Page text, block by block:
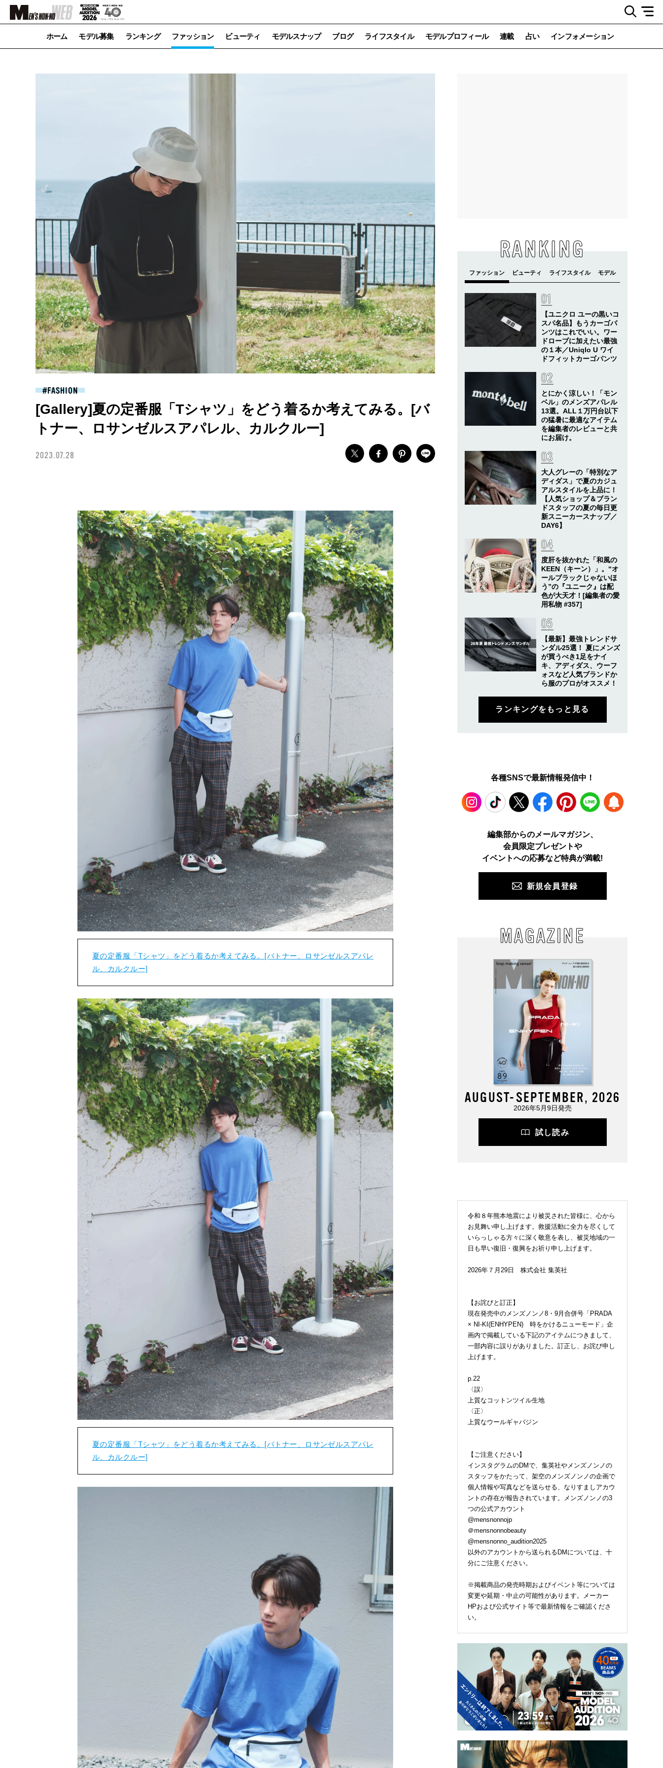
ホーム モデル募集 ランキング ファッション ビューティ モデルスナップ ブログ ライフスタイル モデルプロフィール 連載 占い インフォメーション
FASHION
[Gallery]夏の定番服「Tシャツ」をどう着るか考えてみる。[バ
トナー、ロサンゼルスアパレル、カルクルー]
2023.07.28
夏の定番服「Tシャツ」をどう着るか考えてみる。[バトナー、ロサンゼルスアパレ
ル、カルクルー]
夏の定番服「Tシャツ」をどう着るか考えてみる。[バトナー、ロサンゼルスアパレ
ル、カルクルー]
RANKING
【ユニクロ ユーの黒いコ
スパ名品】もうカーゴパ
ンツはこれでいい。ワー
ドローブに加えたい最強
の１本／Uniqlo U ワイ
ドフィットカーゴパンツ
とにかく涼しい！「モン
ベル」のメンズアパレル
13選。ALL１万円台以下
の猛暑に最適なアイテム
を編集者のレビューと共
にお届け。
大人グレーの「特別なア
ディダス」で夏のカジュ
アルスタイルを上品に！
【人気ショップ＆ブラン
ドスタッフの夏の毎日更
新スニーカースナップ／
DAY6】
度肝を抜かれた「和風の
KEEN（キーン）」。“オ
ールブラックじゃないほ
う”の『ユニーク』は配
色が大天才！[編集者の愛
用私物 #357]
【最新】最強トレンドサ
ンダル25選！ 夏にメンズ
が買うべき1足をナイ
キ、アディダス、ウーフ
ォスなど人気ブランドか
ら服のプロがオススメ！
ランキングをもっと見る
各種SNSで最新情報発信中！
TikTok Facebook Pinterest LINE
編集部からのメールマガジン、
会員限定プレゼントや
イベントへの応募など特典が満載!
新規会員登録
MAGAZINE
AUGUST-SEPTEMBER, 2026
2026年5月9日発売
試し読み
令和８年熊本地震により被災された皆様に、心から
お見舞い申し上げます。救援活動に全力を尽くして
いらっしゃる方々に深く敬意を表し、被災地域の一
日も早い復旧・復興をお祈り申し上げます。
2026年７月29日 株式会社 集英社
【お詫びと訂正】
現在発売中のメンズノンノ8・9月合併号「PRADA
× NI-KI(ENHYPEN) 時をかけるニューモード」企
画内で掲載している下記のアイテムにつきまして、
一部内容に誤りがありました。訂正し、お詫び申し
上げます。
p.22
〈誤〉
上質なコットンツイル生地
〈正〉
上質なウールギャバジン
【ご注意ください】
インスタグラムのDMで、集英社やメンズノンノの
スタッフをかたって、架空のメンズノンノの企画で
個人情報や写真などを送らせる、なりすましアカウ
ントの存在が報告されています。メンズノンノの3
つの公式アカウント
@mensnonnojp
＠mensnonnobeauty
@mensnonno_audition2025
以外のアカウントから送られるDMについては、十
分にご注意ください。
※掲載商品の発売時期およびイベント等については
変更や延期・中止の可能性があります。メーカー
HPおよび公式サイト等で最新情報をご確認くださ
い。